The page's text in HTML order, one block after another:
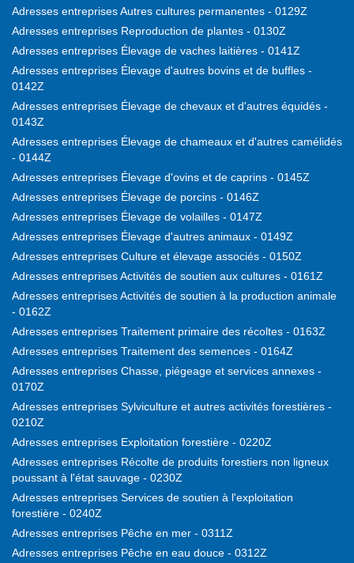
Adresses entreprises Autres cultures permanentes - 0129Z
Adresses entreprises Reproduction de plantes - 0130Z
Adresses entreprises Élevage de vaches laitières - 0141Z
Adresses entreprises Élevage d'autres bovins et de buffles -
0142Z
Adresses entreprises Élevage de chevaux et d'autres équidés -
0143Z
Adresses entreprises Élevage de chameaux et d'autres camélidés
- 0144Z
Adresses entreprises Élevage d'ovins et de caprins - 0145Z
Adresses entreprises Élevage de porcins - 0146Z
Adresses entreprises Élevage de volailles - 0147Z
Adresses entreprises Élevage d'autres animaux - 0149Z
Adresses entreprises Culture et élevage associés - 0150Z
Adresses entreprises Activités de soutien aux cultures - 0161Z
Adresses entreprises Activités de soutien à la production animale
- 0162Z
Adresses entreprises Traitement primaire des récoltes - 0163Z
Adresses entreprises Traitement des semences - 0164Z
Adresses entreprises Chasse, piégeage et services annexes -
0170Z
Adresses entreprises Sylviculture et autres activités forestières -
0210Z
Adresses entreprises Exploitation forestière - 0220Z
Adresses entreprises Récolte de produits forestiers non ligneux
poussant à l'état sauvage - 0230Z
Adresses entreprises Services de soutien à l'exploitation
forestière - 0240Z
Adresses entreprises Pêche en mer - 0311Z
Adresses entreprises Pêche en eau douce - 0312Z